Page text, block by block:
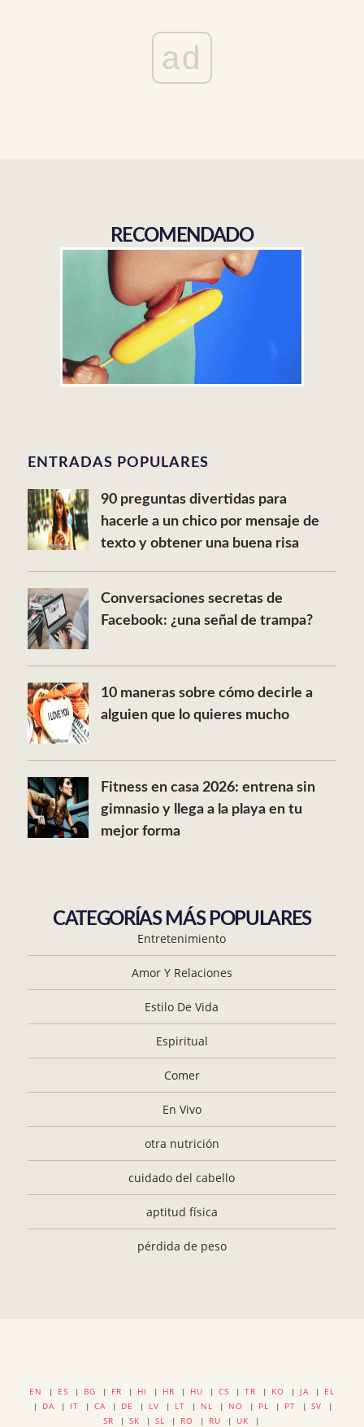
ad
RECOMENDADO
ENTRADAS POPULARES
90 preguntas divertidas para
hacerle a un chico por mensaje de
texto y obtener una buena risa
Conversaciones secretas de
Facebook: ¿una señal de trampa?
10 maneras sobre cómo decirle a
alguien que lo quieres mucho
Fitness en casa 2026: entrena sin
gimnasio y llega a la playa en tu
mejor forma
CATEGORÍAS MÁS POPULARES
Entretenimiento
Amor Y Relaciones
Estilo De Vida
Espiritual
Comer
En Vivo
otra nutrición
cuidado del cabello
aptitud física
pérdida de peso
EN | ES | BG | FR | HI | HR | HU | CS | TR | KO | JA | EL
| DA | IT | CA | DE | LV | LT | NL | NO | PL | PT | SV |
SR | SK | SL | RO | RU | UK |